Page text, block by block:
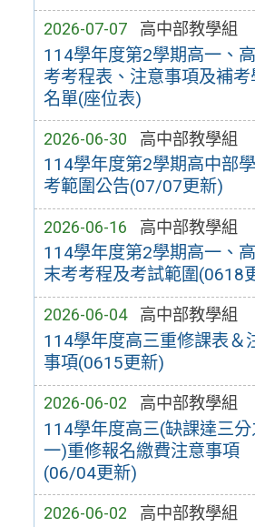
2026-07-07 高中部教學組
114學年度第2學期高一、
考考程表、注意事項及補考
名單(座位表)
2026-06-30 高中部教學組
114學年度第2學期高中部
考範圍公告(07/07更新)
2026-06-16 高中部教學組
114學年度第2學期高一、
末考考程及考試範圍(0618
2026-06-04 高中部教學組
114學年度高三重修課表＆
事項(0615更新)
2026-06-02 高中部教學組
114學年度高三(缺課達三
一)重修報名繳費注意事項
(06/04更新)
2026-06-02 高中部教學組